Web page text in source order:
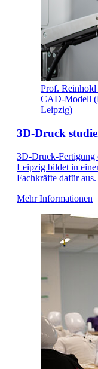
Prof. Reinhold
CAD-Modell
Leipzig)
3D-Druck
3D-Druck-Fertigung
Leipzig bildet in
Fachkräfte dafür aus.
Mehr Informationen